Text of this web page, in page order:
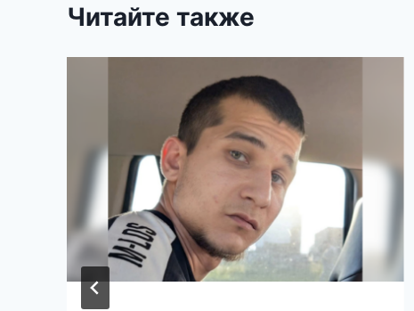
Читайте также